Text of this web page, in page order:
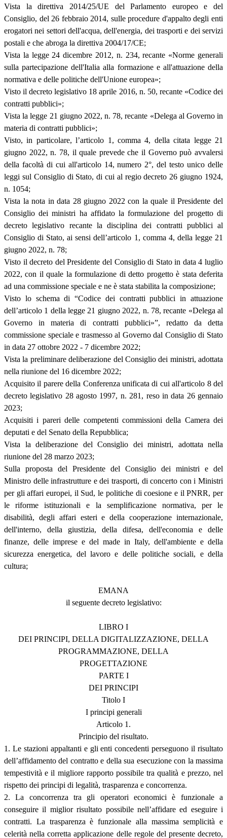
Vista la direttiva 2014/25/UE del Parlamento europeo e del
Consiglio, del 26 febbraio 2014, sulle procedure d'appalto degli enti
erogatori nei settori dell'acqua, dell'energia, dei trasporti e dei servizi
postali e che abroga la direttiva 2004/17/CE;
Vista la legge 24 dicembre 2012, n. 234, recante «Norme generali
sulla partecipazione dell'Italia alla formazione e all'attuazione della
normativa e delle politiche dell'Unione europea»;
Visto il decreto legislativo 18 aprile 2016, n. 50, recante «Codice dei
contratti pubblici»;
Vista la legge 21 giugno 2022, n. 78, recante «Delega al Governo in
materia di contratti pubblici»;
Visto, in particolare, l’articolo 1, comma 4, della citata legge 21
giugno 2022, n. 78, il quale prevede che il Governo può avvalersi
della facoltà di cui all'articolo 14, numero 2°, del testo unico delle
leggi sul Consiglio di Stato, di cui al regio decreto 26 giugno 1924,
n. 1054;
Vista la nota in data 28 giugno 2022 con la quale il Presidente del
Consiglio dei ministri ha affidato la formulazione del progetto di
decreto legislativo recante la disciplina dei contratti pubblici al
Consiglio di Stato, ai sensi dell’articolo 1, comma 4, della legge 21
giugno 2022, n. 78;
Visto il decreto del Presidente del Consiglio di Stato in data 4 luglio
2022, con il quale la formulazione di detto progetto è stata deferita
ad una commissione speciale e ne è stata stabilita la composizione;
Visto lo schema di “Codice dei contratti pubblici in attuazione
dell’articolo 1 della legge 21 giugno 2022, n. 78, recante «Delega al
Governo in materia di contratti pubblici»”, redatto da detta
commissione speciale e trasmesso al Governo dal Consiglio di Stato
in data 27 ottobre 2022 - 7 dicembre 2022;
Vista la preliminare deliberazione del Consiglio dei ministri, adottata
nella riunione del 16 dicembre 2022;
Acquisito il parere della Conferenza unificata di cui all'articolo 8 del
decreto legislativo 28 agosto 1997, n. 281, reso in data 26 gennaio
2023;
Acquisiti i pareri delle competenti commissioni della Camera dei
deputati e del Senato della Repubblica;
Vista la deliberazione del Consiglio dei ministri, adottata nella
riunione del 28 marzo 2023;
Sulla proposta del Presidente del Consiglio dei ministri e del
Ministro delle infrastrutture e dei trasporti, di concerto con i Ministri
per gli affari europei, il Sud, le politiche di coesione e il PNRR, per
le riforme istituzionali e la semplificazione normativa, per le
disabilità, degli affari esteri e della cooperazione internazionale,
dell'interno, della giustizia, della difesa, dell'economia e delle
finanze, delle imprese e del made in Italy, dell'ambiente e della
sicurezza energetica, del lavoro e delle politiche sociali, e della
cultura;
EMANA
il seguente decreto legislativo:
LIBRO I
DEI PRINCIPI, DELLA DIGITALIZZAZIONE, DELLA
PROGRAMMAZIONE, DELLA
PROGETTAZIONE
PARTE I
DEI PRINCIPI
Titolo I
I principi generali
Articolo 1.
Principio del risultato.
1. Le stazioni appaltanti e gli enti concedenti perseguono il risultato
dell’affidamento del contratto e della sua esecuzione con la massima
tempestività e il migliore rapporto possibile tra qualità e prezzo, nel
rispetto dei principi di legalità, trasparenza e concorrenza.
2. La concorrenza tra gli operatori economici è funzionale a
conseguire il miglior risultato possibile nell’affidare ed eseguire i
contratti. La trasparenza è funzionale alla massima semplicità e
celerità nella corretta applicazione delle regole del presente decreto,